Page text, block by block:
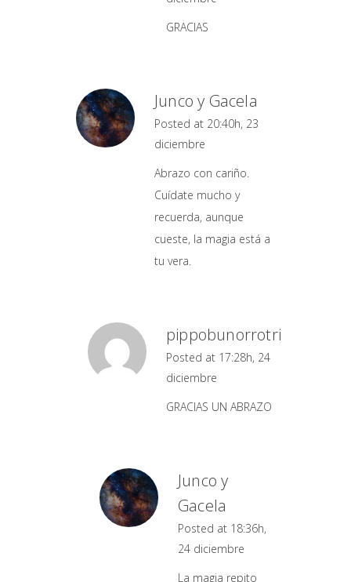
GRACIAS
Junco y Gacela
Posted at 20:40h, 23
diciembre
Abrazo con cariño.
Cuídate mucho y
recuerda, aunque
cueste, la magia está a
tu vera.
pippobunorrotri
Posted at 17:28h, 24
diciembre
GRACIAS UN ABRAZO
Junco y
Gacela
Posted at 18:36h,
24 diciembre
La magia repito